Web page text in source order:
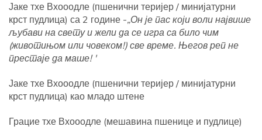
Јаке тхе Вхооодле (пшенични теријер / минијатурни
крст пудлица) са 2 године -„Он је пас који воли највише
љубави на свету и жели да се игра са било чим
(животињом или човеком!) све време. Његов реп не
престаје да маше! '
Јаке тхе Вхооодле (пшенични теријер / минијатурни
крст пудлица) као младо штене
Грацие тхе Вхооодле (мешавина пшенице и пудлице)